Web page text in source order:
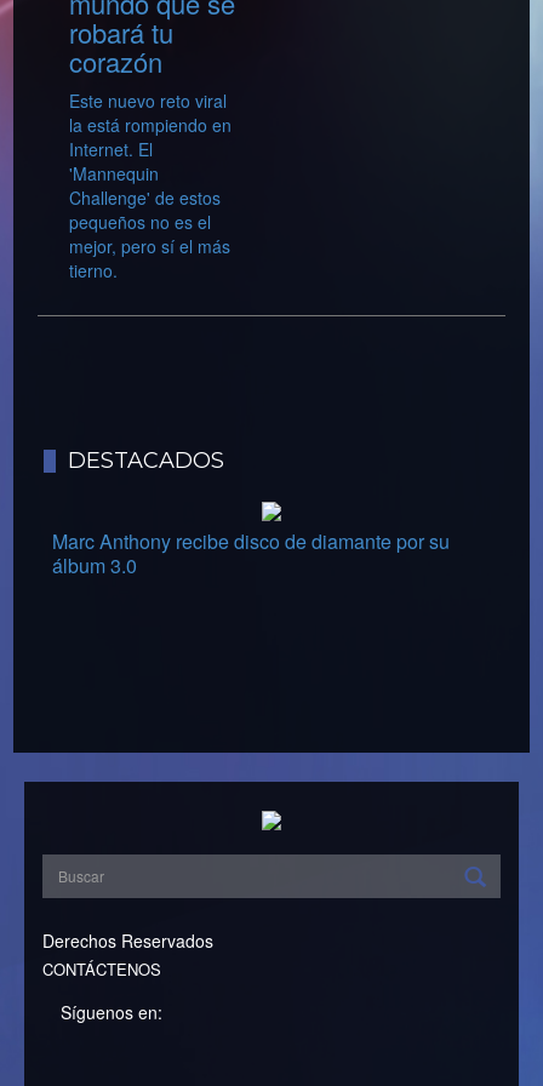
robará tu
corazón
Este nuevo reto viral
la está rompiendo en
Internet. El
'Mannequin
Challenge' de estos
pequeños no es el
mejor, pero sí el más
tierno.
DESTACADOS
Marc Anthony recibe disco de diamante por su
álbum 3.0
Derechos Reservados
CONTÁCTENOS
Síguenos en: